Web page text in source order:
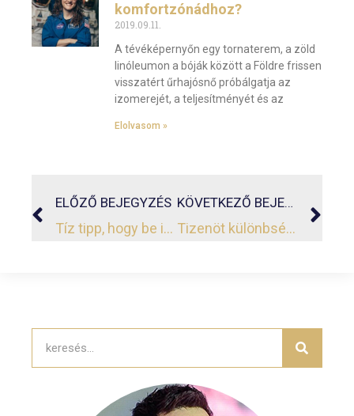
komfortzónádhoz?
2019.09.11.
A tévéképernyőn egy tornaterem, a zöld
linóleumon a bóják között a Földre frissen
visszatért űrhajósnő próbálgatja az
izomerejét, a teljesítményét és az
Elolvasom »
ELŐZŐ BEJEGYZÉS
Tíz tipp, hogy be is fejezd, amit elkezdtél
KÖVETKEZŐ BEJEGYZÉS
Tizenöt különbség győztesek és vesztesek között. Melyik oldalon állsz?